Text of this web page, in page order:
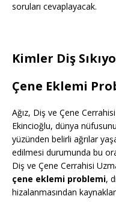
soruları cevaplayacak.
Kimler Diş
Çene Eklemi
Ağız, Diş ve Çene
Ekincioğlu, dünya
yüzünden belirli ağrılar
edilmesi durumunda bu
Diş ve Çene Cerrahisi
çene eklemi problemi,
hizalanmasından